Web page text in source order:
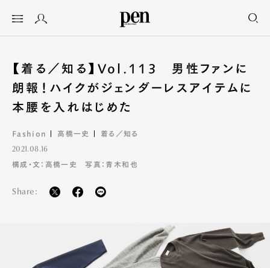
【着る／知る】Vol.113 男性ファンに
朗報！ハイクがジェンダーレスアイテムに
本腰を入れはじめた
Fashion 高橋一史 着る／知る
2021.08.16
構成・文：高橋一史 写真：青木和也
Share: